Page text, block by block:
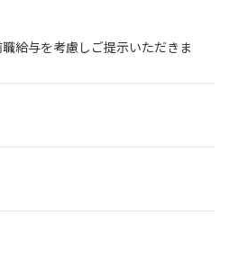
給与を考慮しご提示いただきま